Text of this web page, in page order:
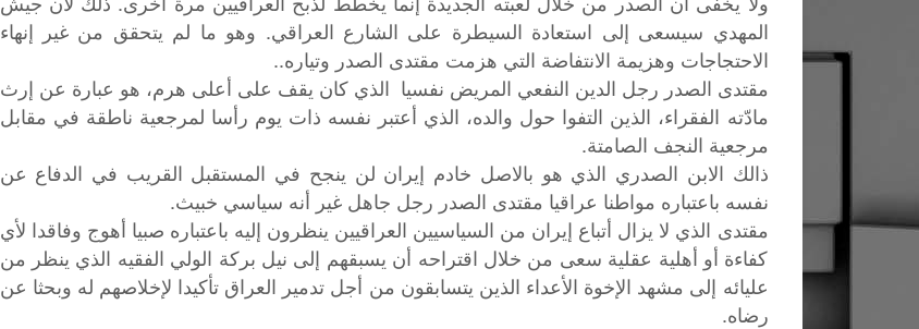
المهدي سيسعى إلى استعادة السيطرة على الشارع العراقي. وهو ما لم يتحقق من غير إنهاء
الاحتجاجات وهزيمة الانتفاضة التي هزمت مقتدى الصدر وتياره..
مقتدى الصدر رجل الدين النفعي المريض نفسيا الذي كان يقف على أعلى هرم، هو عبارة عن إرث
مادّته الفقراء، الذين التفوا حول والده، الذي أعتبر نفسه ذات يوم رأسا لمرجعية ناطقة في مقابل
مرجعية النجف الصامتة.
ذالك الابن الصدري الذي هو بالاصل خادم إيران لن ينجح في المستقبل القريب في الدفاع عن
نفسه باعتباره مواطنا عراقيا مقتدى الصدر رجل جاهل غير أنه سياسي خبيث.
مقتدى الذي لا يزال أتباع إيران من السياسيين العراقيين ينظرون إليه باعتباره صبيا أهوج وفاقدا لأي
كفاءة أو أهلية عقلية سعى من خلال اقتراحه أن يسبقهم إلى نيل بركة الولي الفقيه الذي ينظر من
عليائه إلى مشهد الإخوة الأعداء الذين يتسابقون من أجل تدمير العراق تأكيدا لإخلاصهم له وبحثا عن
رضاه.